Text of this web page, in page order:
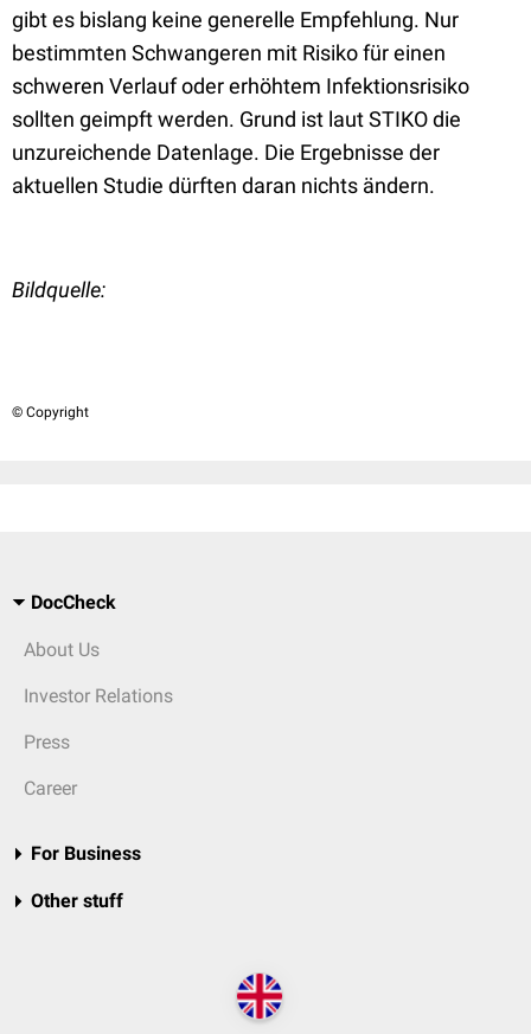
gibt es bislang keine generelle Empfehlung. Nur
bestimmten Schwangeren mit Risiko für einen
schweren Verlauf oder erhöhtem Infektionsrisiko
sollten geimpft werden. Grund ist laut STIKO die
unzureichende Datenlage. Die Ergebnisse der
aktuellen Studie dürften daran nichts ändern.
Bildquelle:
© Copyright
DocCheck
About Us
Investor Relations
Press
Career
For Business
Other stuff